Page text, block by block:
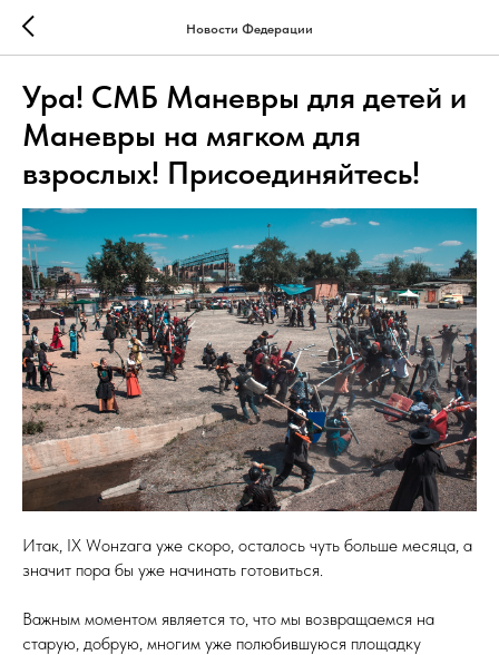
Новости Федерации
Ура! СМБ Маневры для детей и
Маневры на мягком для
взрослых! Присоединяйтесь!
Итак, IX Wонzага уже скоро, осталось чуть больше месяца, а
значит пора бы уже начинать готовиться.
Важным моментом является то, что мы возвращаемся на
старую, добрую, многим уже полюбившуюся площадку